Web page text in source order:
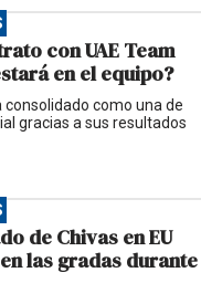
con UAE Team
en el equipo?
consolidado como una de
gracias a sus resultados
de Chivas en EU
las gradas durante